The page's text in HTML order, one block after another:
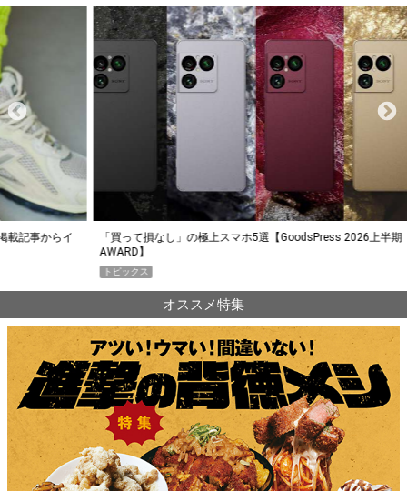
イ
「買って損なし」の極上スマホ5選【GoodsPress 2026上半期
薄着
オススメ特集